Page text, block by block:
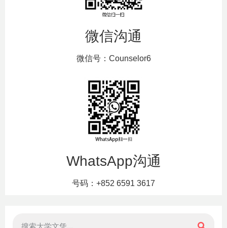
微信沟通
微信号：Counselor6
WhatsApp沟通
号码：+852 6591 3617